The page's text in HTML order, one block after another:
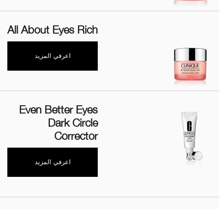
All About Eyes Rich
اعرفي المزيد
Even Better Eyes
Dark Circle
Corrector
اعرفي المزيد